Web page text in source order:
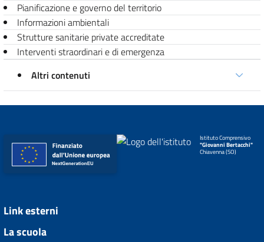
Pianificazione e governo del territorio
Informazioni ambientali
Strutture sanitarie private accreditate
Interventi straordinari e di emergenza
Altri contenuti
Istituto Comprensivo
"Giovanni Bertacchi"
Chiavenna (SO)
Link esterni
La scuola